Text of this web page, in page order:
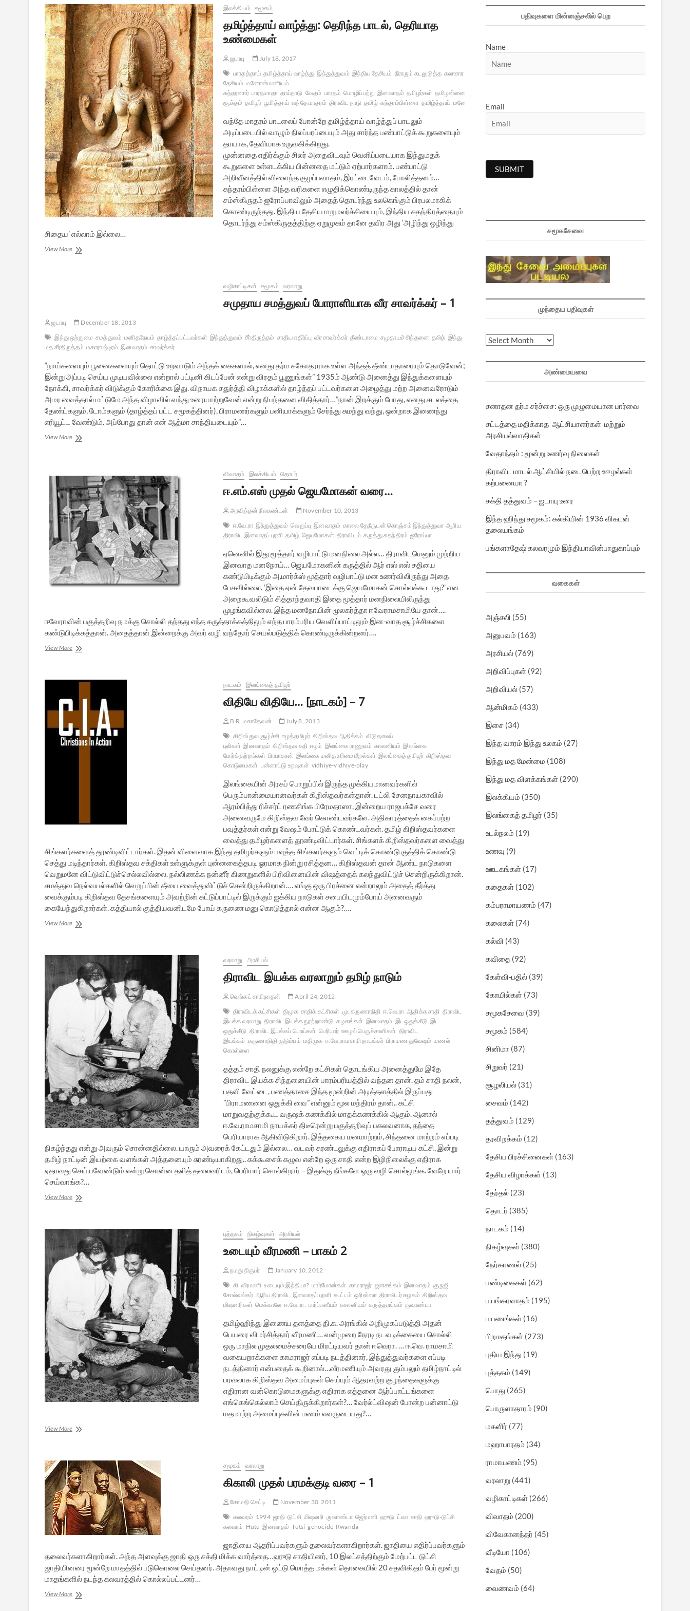
இலக்கியம் சமூகம்
தமிழ்த்தாய் வாழ்த்து: தெரிந்த பாடல், தெரியாத
உண்மைகள்
ஜடாயு
July 18, 2017
பாரதத்தாய் தமிழ்த்தாய் வாழ்த்து இந்துத்துவம் இந்திய தேசியம் நீராரும் கடலுடுத்த கலாசார
தேசியம் மனோன்மணியம்
சுந்தரனார் பாரதமாதா தாய்நாடு வேதம் பாரதம் மொழிப்பற்று இனவாதம் தமிழர்கள் தமிழன்னை
சூக்தம் தமிழர் பூமித்தாய் வந்தே மாதரம் திராவிட நாடு தமிழ் சுந்தரம்பிள்ளை தமிழ்த்தாய் மனோன்மணீயம்
வந்தே மாதரம் பாடலைப் போன்றே தமிழ்த்தாய் வாழ்த்துப் பாடலும்
அடிப்படையில் வாழும் நிலப்பரப்பையும் அது சார்ந்த பண்பாட்டுக் கூறுகளையும்
தாயாக, தேவியாக உருவகிக்கிறது.
முன்னதை எதிர்க்கும் சிலர் அதைவிடவும் வெளிப்படையாக இந்துமதக்
கூறுகளை உள்ளடக்கிய பின்னதை மட்டும் ஏற்பார்களாம். பண்பாட்டு
அறிவீனத்தில் விளைந்த குழப்பவாதம், இரட்டைவேடம், போலித்தனம்…
சுந்தரம்பிள்ளை அந்த வரிகளை எழுதிக்கொண்டிருந்த காலத்தில் தான்
சம்ஸ்கிருதம் ஐரோப்பாவிலும் அதைத் தொடர்ந்து உலகெங்கும் பிரபலமாகிக்
கொண்டிருந்தது. இந்திய தேசிய மறுமலர்ச்சியையும், இந்திய சுதந்திரத்தையும்
தொடர்ந்து சம்ஸ்கிருதத்திற்கு ஏறுமுகம் தானே தவிர அது ‘அழிந்து ஒழிந்து
சிதைய’ எல்லாம் இல்லை…
View Moreதமிழ்த்தாய்
வழிகாட்டிகள் சமூகம் வரலாறு
சமுதாய சமத்துவப் போராளியாக வீர சாவர்க்கர் – 1
ஜடாயு
December 18, 2013
இந்து ஒற்றுமை சமத்துவம் மனிதநேயம் தாழ்த்தப்பட்டவர்கள் இந்துத்துவம் சீர்திருத்தம் சாதிய எதிர்ப்பு வீர சாவர்க்கர் தீண்டாமை சமுதாயச் சிந்தனை தலித் இந்து
மத சீர்திருத்தம் மகாராஷ்டிரம் இனவாதம் சாவர்க்கர்
“நாய்களையும் பூனைகளையும் தொட்டு உறவாடும் அந்தக் கைகளால், எனது தர்ம சகோதரராக உள்ள அந்தத் தீண்டாதாரையும் தொடுவேன்;
இன்று அப்படி செய்ய முடியவில்லை என்றால் பட்டினி கிடப்பேன் என்று விரதம் பூணுங்கள்” 1935ம் ஆண்டு அனைத்து இந்துக்களையும்
நோக்கி, சாவர்க்கர் விடுக்கும் கோரிக்கை இது. விநாயக சதுர்த்தி விழாக்களில் தாழ்த்தப் பட்டவர்களை அழைத்து மற்ற அனைவரோடும்
அமர வைத்தால் மட்டுமே அந்த விழாவில் வந்து உரையாற்றுவேன் என்று நிபந்தனை விதித்தார்…”நான் இறக்கும் போது, எனது சடலத்தை
தேண்ட்களும், டோம்களும் (தாழ்த்தப் பட்ட சமூகத்தினர்), பிராமணர்களும் பனியாக்களும் சேர்ந்து சுமந்து வந்து, ஒன்றாக இணைந்து
எரியூட்ட வேண்டும். அப்போது தான் என் ஆத்மா சாந்தியடையும்”…
View Moreசமுதாய
1
விவாதம் இலக்கியம் தொடர்
ஈ.எம்.எஸ் முதல் ஜெயமோகன் வரை…
அரவிந்தன் நீலகண்டன்
November 10, 2013
ஈ.வே.ரா இந்துத்துவம் வெறுப்பு இனவாதம் காலை தேநீருடன் கொஞ்சம் இந்துத்துவா ஆரிய
திராவிட இனவாதப் புரளி தமிழ் ஜெயமோகன் திராவிடம் கருத்து சுதந்திரம் ஐரோப்பா
ஏனெனில் இது மூத்தார் வழிபாட்டு மனநிலை அல்ல… திராவிடமெனும் முற்றிய
இனவாத மனநோய்… ஜெயமோகனின் கருத்தில் ஆர் எஸ் எஸ் சதியை
கண்டுபிடிக்கும் அ.மார்க்ஸ் மூத்தார் வழிபாட்டு மன உணர்விலிருந்து அதை
பேசவில்லை. ’இதை ஏன் தேவபாடைக்கு ஜெயமோகன் சொல்லக்கூடாது?’ என
அறைகூவலிடும் சித்தாந்தவாதி இதை மூத்தார் மனநிலையிலிருந்து
முழங்கவில்லை. இந்த மனநோயின் மூலகர்த்தா ஈவேராமசாமியே தான்….
ஈவேராவின் பகுத்தறிவு நமக்கு சொல்லி தந்தது எந்த கருத்தாக்கத்திலும் எந்த பாரம்பரிய வெளிப்பாட்டிலும் இன-வாத சூழ்ச்சிகளை
கண்டுபிடிக்கத்தான். அதைத்தான் இன்றைக்கு அவர் வழி வந்தோர் செயல்படுத்திக் கொண்டிருக்கின்றனர்….
View Moreஈ.எம்.எஸ்
நாடகம்
இலங்கைத் தமிழர்
விதியே விதியே… [நாடகம்] – 7
B.R. மகாதேவன்
July 8, 2013
கிறிஸ்துவ சூழ்ச்சி ஈழத்தமிழர் கிறிஸ்தவ ஆதிக்கம் விடுதலைப்
புலிகள் இனவாதம் கிறிஸ்தவ சதி ஈழம் இலங்கை ராணுவம் காலனியம் இலங்கை
போர்க்குற்றங்கள் பிரபாகரன் இலங்கை மனித உரிமை மீறல்கள் இலங்கைத் தமிழர் கிறிஸ்தவ
கொடுமைகள் பன்னாட்டு உறவுகள் vidhiye-vidhiye-play
இலங்கையின் அரசுப் பொறுப்பில் இருந்த முக்கியமானவர்களில்
பெரும்பான்மையானவர்கள் கிறிஸ்தவர்கள்தான். டட்லி சேனநாயகாவில்
ஆரம்பித்து ரிச்சர்ட் ரணசிங்க பிரேமதாஸா, இன்றைய ராஜபக்சே வரை
அனைவருமே கிறிஸ்தவ வேர் கொண்டவர்களே. அதிகாரத்தைக் கைப்பற்ற
பவுத்தர்கள் என்று வேஷம் போட்டுக் கொண்டவர்கள். தமிழ் கிறிஸ்தவர்களை
வைத்து தமிழர்களைத் தூண்டிவிட்டார்கள். சிங்களக் கிறிஸ்தவர்களை வைத்து
சிங்களர்களைத் தூண்டிவிட்டார்கள். இதன் விளைவாக இந்து தமிழர்களும் பவுத்த சிங்களர்களும் வெட்டிக் கொண்டு குத்திக் கொண்டு
செத்து மடிந்தார்கள். கிறிஸ்தவ சக்திகள் உள்ளுக்குள் புன்னகைத்தபடி ஓரமாக நின்று ரசித்தன… கிறிஸ்தவன் தான் ஆண்ட நாடுகளை
வெறுமனே விட்டுவிட்டுச்செல்லவில்லை. நல்லிணக்க நன்னீர் கிணறுகளில் பிரிவினையின் விஷத்தைக் கலந்துவிட்டுச் சென்றிருக்கிறான்.
சமத்துவ நெல்வயல்களில் வெறுப்பின் தீயை வைத்துவிட்டுச் சென்றிருக்கிறான்…. எங்கு ஒரு பிரச்னை என்றாலும் அதைத் தீர்த்து
வைக்கும்படி கிறிஸ்தவ தேசங்களையும் அவற்றின் கட்டுப்பாட்டில் இருக்கும் ஐக்கிய நாடுகள் சபையிடமும்போய் அனைவரும்
கையேந்துகிறார்கள். கத்தியால் குத்தியவனிடமே போய் கருணை மனு கொடுத்தால் என்ன ஆகும்?….
View Moreவிதியே
வரலாறு அரசியல்
திராவிட இயக்க வரலாறும் தமிழ் நாடும்
வெங்கட் சாமிநாதன்
April 24, 2012
திராவிடக் கட்சிகள் திமுக சாதிக் கட்சிகள் மு. கருணாநிதி ஈ.வெ.ரா ஆதிக்க சாதி திராவிட
இயக்க வரலாறு திராவிட இயக்க நூற்றாண்டு கழகங்கள் இனவாதம் இடஒதுக்கீடு இட
ஒதுக்கீடு திராவிட இயக்கப் பொய்கள் பெரியார் ஊழல் பெருச்சாளிகள் திராவிட
இயக்கம் கருணாநிதி குடும்பம் மதிமுக ஈ.வே.ராமசாமி நாயக்கர் பிராமண துவேஷம் மணல்
கொள்ளை
தத்தம் சாதி நலனுக்கு என்றே கட்சிகள் தொடங்கிய அனைத்துமே இதே
திராவிட இயக்க சிந்தனையின் பாரம்பரியத்தில் வந்தன தான். தம் சாதி நலன்,
பதவி வேட்டை, பணத்தாசை இந்த மூன்றின் அடித்தளத்தில் இருப்பது
”பிராமணனை ஒதுக்கி வை” என்னும் மூல மந்திரம் தான்.. கட்சி
மாறுவதற்குக்கூட வருஷக் கணக்கில் மாதக்கணக்கில் ஆகும். ஆனால்
ஈ.வே.ராமசாமி நாயக்கர் திடீரென்று பகுத்தறிவுப் பகலவனாக, தந்தை
பெரியாராக ஆகிவிடுகிறார். இத்தகைய மனமாற்றம், சிந்தனை மாற்றம் எப்படி
நிகழ்ந்தது என்று அவரும் சொன்னதில்லை. யாரும் அவரைக் கேட்டதும் இல்லை… வடவர் சுரண்டலுக்கு எதிராகப் போராடிய கட்சி, இன்று
தமிழ் நாட்டின் இயற்கை வளங்கள் அத்தனையும் சுரண்டியாகிறது.. கக்கூசைக் கழுவ என்றே ஒரு சாதி என்ற இழிநிலைக்கு எதிராக
ஏதாவது செய்யவேண்டும் என்று சொன்ன தலித் தலைவரிடம், பெரியார் சொல்கிறார் – இதுக்கு நீங்களே ஒரு வழி சொல்லுங்க. வேறே யார்
செய்வாங்க?…
View Moreதிராவிட
புத்தகம் நிகழ்வுகள் அரசியல்
உடையும் வீரமணி – பாகம் 2
நமது நிருபர்
January 10, 2012
கி. வீரமணி உடையும் இந்தியா? மார்மோன்கள் காமராஜர் ஜனசங்கம் இனவாதம் குருஜி
கோல்வல்கர் ஆரிய திராவிட இனவாதப் புரளி கூட்டம் ஒரிஸ்ஸா திராவிடர் கழகம் கிறிஸ்தவ
மிஷனரிகள் மெக்காலே ஈ.வே.ரா. பார்ப்பனீயம் காலனியம் கருத்தரங்கம் ருவாண்டா
தமிழ்ஹிந்து இணைய தளத்தை தி.க. அரங்கில் அறிமுகப்படுத்தி அதன்
பெயரை விமர்சித்தார் வீரமணி… வன்முறை நேரடி நடவடிக்கையை சொல்லி
ஒரு மாநில முதலமைச்சரையே மிரட்டியவர் தான் ஈவெரா. … ஈ.வெ. ராமசாமி
வகையறாக்களை காமராஜர் எப்படி நடத்தினார், இந்துத்துவர்களை எப்படி
நடத்தினார் என்பதைக் கூறினால்…வீரமணியும் அவரது கும்பலும் தமிழ்நாட்டில்
பரவலாக கிறிஸ்தவ அமைப்புகள் செய்யும் ஆதரவற்ற குழந்தைகளுக்கு
எதிரான வன்கொடுமைகளுக்கு எதிராக எத்தனை ஆர்ப்பாட்டங்களை
எங்கெங்கெல்லாம் செய்திருக்கிறார்கள்?… வேர்ல்ட்விஷன் போன்ற பன்னாட்டு
மதமாற்ற அமைப்புகளின் பணம் எவருடையது?…
View Moreஉடையும்
2
சமூகம் வரலாறு
கிகாலி முதல் பரமக்குடி வரை – 1
கோமதி செட்டி
November 30, 2011
கலவரம் 1994 ஜாதி டுட்சி மிஷனரி ருவாண்டா ஜெர்மனி ஹுடு ட்வா சாதி ஹுடு-டுட்சி
கலவரம் Hutu இனவாதம் Tutsi genocide Rwanda
ஜாதியை ஆதரிப்பவர்களும் தலைவர்களாகிறார்கள். ஜாதியை எதிர்ப்பவர்களும்
தலைவர்களாகிறார்கள். அந்த அளவுக்கு ஜாதி ஒரு சக்தி மிக்க வார்த்தை…ஹுடு சாதியினர், 10 இலட்சத்திற்கும் மேற்பட்ட டுட்சி
ஜாதியினரை மூன்றே மாதத்தில் படுகொலை செய்தனர். அதாவது நாட்டின் ஒட்டு மொத்த மக்கள் தொகையில் 20 சதவிகிதம் பேர் மூன்று
மாதங்களில் நடந்த கலவரத்தில் கொல்லப்பட்டனர்…
View Moreகிகாலி
பதிவுகளை மின்னஞ்சலில் பெற
Name
Email
சமூகசேவை
முந்தைய பதிவுகள்
முந்தைய
அண்மையவை
சனாதன தர்ம சர்ச்சை: ஒரு முழுமையான பார்வை
சட்டத்தை மதிக்காத ஆட்சியாளர்கள் மற்றும்
அரசியல்வாதிகள்
வேதாந்தம் : மூன்று உணர்வு நிலைகள்
திராவிட மாடல் ஆட்சியில் நடைபெற்ற ஊழல்கள்
கற்பனையா ?
சக்தி தத்துவம் – ஜடாயு உரை
இந்த ஹிந்து சமூகம்: கல்கியின் 1936 விகடன்
தலையங்கம்
பங்களாதேஷ் கலவரமும் இந்தியாவின்பாதுகாப்பும்
வகைகள்
அஞ்சலி (55)
அனுபவம் (163)
அரசியல் (769)
அறிவிப்புகள் (92)
அறிவியல் (57)
ஆன்மிகம் (433)
இசை (34)
இந்த வாரம் இந்து உலகம் (27)
இந்து மத மேன்மை (108)
இந்து மத விளக்கங்கள் (290)
இலக்கியம் (350)
இலங்கைத் தமிழர் (35)
உடல்நலம் (19)
உணவு (9)
ஊடகங்கள் (17)
கதைகள் (102)
கம்பராமாயணம் (47)
கலைகள் (74)
கல்வி (43)
கவிதை (92)
கேள்வி-பதில் (39)
கோயில்கள் (73)
சமூகசேவை (39)
சமூகம் (584)
சினிமா (87)
சிறுவர் (21)
சூழலியல் (31)
சைவம் (142)
தத்துவம் (129)
தரவிறக்கம் (12)
தேசிய பிரச்சினைகள் (163)
தேசிய விழாக்கள் (13)
தேர்தல் (23)
தொடர் (385)
நாடகம் (14)
நிகழ்வுகள் (380)
நேர்காணல் (25)
பண்டிகைகள் (62)
பயங்கரவாதம் (195)
பயணங்கள் (16)
பிறமதங்கள் (273)
புதிய இந்து (19)
புத்தகம் (149)
பொது (265)
பொருளாதாரம் (90)
மகளிர் (77)
மஹாபாரதம் (34)
ராமாயணம் (95)
வரலாறு (441)
வழிகாட்டிகள் (266)
விவாதம் (200)
விவேகானந்தர் (45)
வீடியோ (106)
வேதம் (50)
வைணவம் (64)